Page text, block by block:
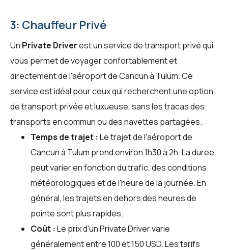
3: Chauffeur Privé
Un Private Driverest un service de transport privé qui
vous permet de voyager confortablement et
directement de l'aéroport de Cancun à Tulum. Ce
service est idéal pour ceux qui recherchent une option
de transport privée et luxueuse, sans les tracas des
transports en commun ou des navettes partagées.
Temps de trajet : Le trajet de l'aéroport de
Cancun à Tulum prend environ 1h30 à 2h. La durée
peut varier en fonction du trafic, des conditions
météorologiques et de l'heure de la journée. En
général, les trajets en dehors des heures de
pointe sont plus rapides.
Coût : Le prix d'un Private Driver varie
généralement entre 100 et 150 USD. Les tarifs